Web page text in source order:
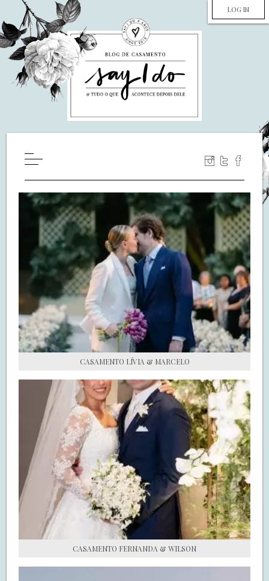
LOG IN
WILL YOU MARRY ME?
LUA DE MEL
COZINHA
DECORAÇÃO
DE NOIVA PRA NOIVA
S.O.S CASADAS
FALE COM O SAY I DO
CASAMENTO LÍVIA & MARCELO
CASAMENTO FERNANDA & WILSON